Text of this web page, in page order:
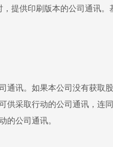
通讯。如果本公司没有获取
供采取行动的公司通讯，连
公司通讯。
提供印刷版本的公司通讯